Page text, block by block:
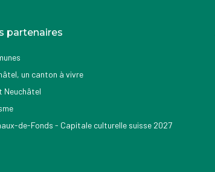
partenaires
un canton à vivre
Neuchâtel
de-Fonds - Capitale culturelle suisse 2027